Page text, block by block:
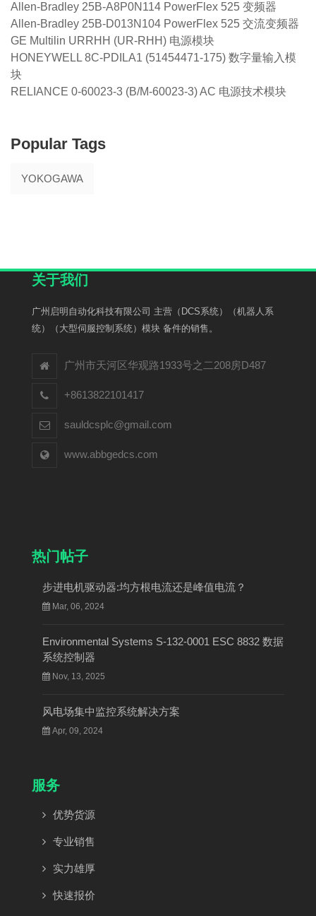
Allen-Bradley 25B-A8P0N114 PowerFlex 525 变频器
Allen-Bradley 25B-D013N104 PowerFlex 525 交流变频器
GE Multilin URRHH (UR-RHH) 电源模块
HONEYWELL 8C-PDILA1 (51454471-175) 数字量输入模
块
RELIANCE 0-60023-3 (B/M-60023-3) AC 电源技术模块
Popular Tags
YOKOGAWA
关于我们
广州启明自动化科技有限公司 主营（DCS系统）（机器人系
统）（大型伺服控制系统）模块 备件的销售。
广州市天河区华观路1933号之二208房D487
+8613822101417
sauldcsplc@gmail.com
www.abbgedcs.com
热门帖子
步进电机驱动器:均方根电流还是峰值电流？
Mar, 06, 2024
Environmental Systems S-132-0001 ESC 8832 数据
系统控制器
Nov, 13, 2025
风电场集中监控系统解决方案
Apr, 09, 2024
服务
优势货源
专业销售
实力雄厚
快速报价